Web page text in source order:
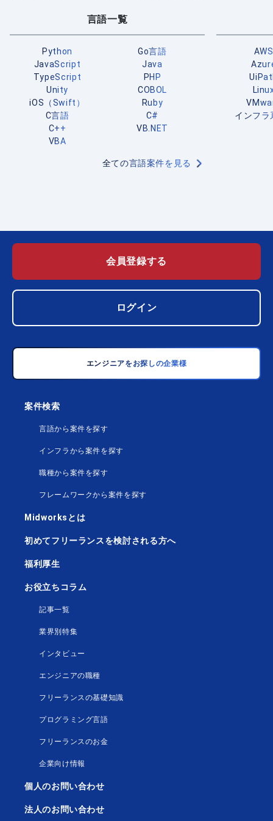
言語一覧
Python
Go言語
JavaScript
Java
TypeScript
PHP
Unity
COBOL
iOS（Swift）
Ruby
C言語
C#
C++
VB.NET
VBA
全ての言語案件を見る
AWS
インフラ
会員登録する
ログイン
エンジニアをお探しの企業様
案件検索
言語から案件を探す
インフラから案件を探す
職種から案件を探す
フレームワークから案件を探す
Midworksとは
初めてフリーランスを検討される方へ
福利厚生
お役立ちコラム
記事一覧
業界別特集
インタビュー
エンジニアの職種
フリーランスの基礎知識
プログラミング言語
フリーランスのお金
企業向け情報
個人のお問い合わせ
法人のお問い合わせ